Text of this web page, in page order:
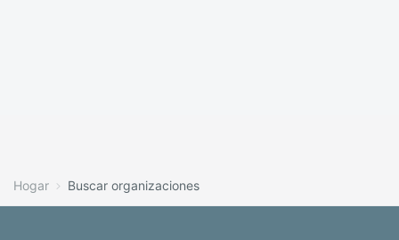
Hogar Buscar organizaciones